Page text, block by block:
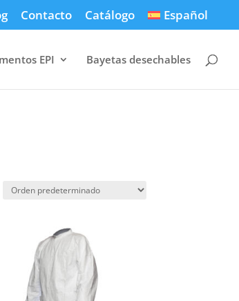
Contacto Catálogo Español
EPI Bayetas desechables